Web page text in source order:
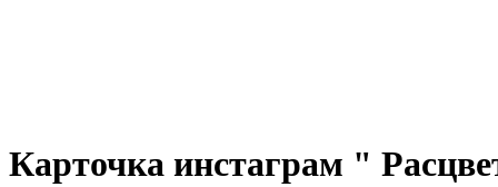
Карточка инстаграм "